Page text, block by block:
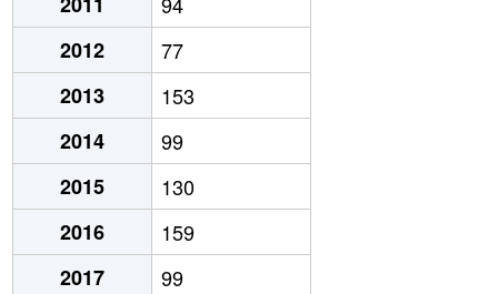
2012
77
2013
153
2014
99
2015
130
2016
159
2017
99